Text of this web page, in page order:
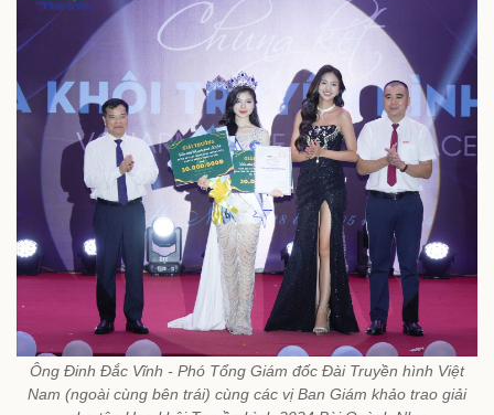
Ông Đinh Đắc Vĩnh - Phó Tổng Giám đốc Đài Truyền hình Việt
Nam (ngoài cùng bên trái) cùng các vị Ban Giám khảo trao giải